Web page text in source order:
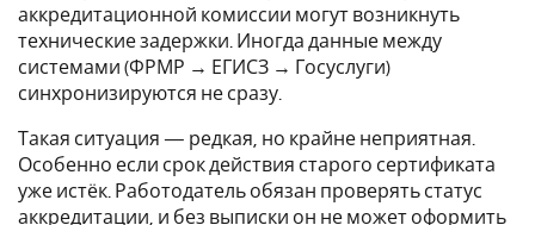
аккредитационной комиссии могут возникнуть
технические задержки. Иногда данные между
системами (ФРМР → ЕГИСЗ → Госуслуги)
синхронизируются не сразу.
Такая ситуация — редкая, но крайне неприятная.
Особенно если срок действия старого сертификата
уже истёк. Работодатель обязан проверять статус
аккредитации, и без выписки он не может оформить